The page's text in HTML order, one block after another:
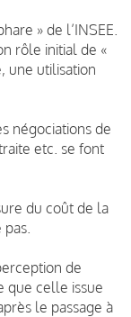
» de l’INSEE.
rôle initial de «
une utilisation
négociations de
etc. se font
du coût de la
de
que celle issue
le passage à